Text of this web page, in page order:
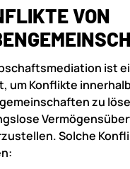
VON
ist
um Konflikte
zu
Solche